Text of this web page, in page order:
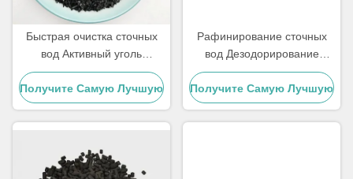
Быстрая очистка сточных
вод Активный уголь
Деревянный сырье
Порошок Активный уголь
Получите Самую Лучшую
Цену
Рафинирование сточных
вод Дезодорирование
Активный уголь гранулы
Получите Самую Лучшую
Цену